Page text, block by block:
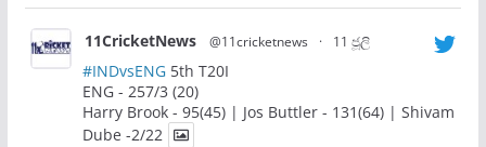
11CricketNews @11cricketnews · 11 ජූලි
#INDvsENG5th T20I
ENG - 257/3 (20)
Harry Brook - 95(45) | Jos Buttler - 131(64) | Shivam
Dube -2/22